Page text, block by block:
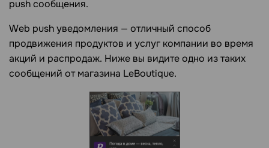
push сообщения.
Web push уведомления — отличный способ
продвижения продуктов и услуг компании во время
акций и распродаж. Ниже вы видите одно из таких
сообщений от магазина LeBoutique.